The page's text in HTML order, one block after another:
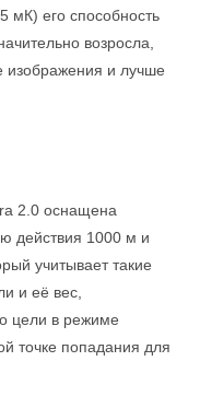
мК) его способность
возросла,
изображения и лучше
2.0 оснащена
действия 1000 м и
учитывает такие
и её вес,
цели в режиме
точке попадания для